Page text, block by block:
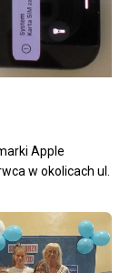
Apple
w okolicach ul.